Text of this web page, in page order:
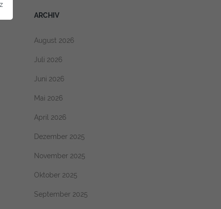
ARCHIV
August 2026
Juli 2026
Juni 2026
Mai 2026
April 2026
Dezember 2025
November 2025
Oktober 2025
September 2025